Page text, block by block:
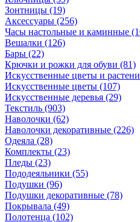
Зонтницы (19)
Аксессуары (256)
Часы настольные и каминные
Вешалки (126)
Бары (22)
Крючки и рожки для обуви (81)
Искусственные цветы и
Искусственные цветы (107)
Искусcтвенные деревья (29)
Текстиль (903)
Наволочки (62)
Наволочки декоративные (226)
Одеяла (28)
Комплекты (23)
Пледы (23)
Пододеяльники (55)
Подушки (96)
Подушки декоративные (78)
Покрывала (49)
Полотенца (102)